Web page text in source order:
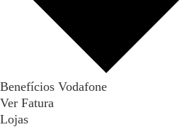
Benefícios Vodafone
Ver Fatura
Lojas